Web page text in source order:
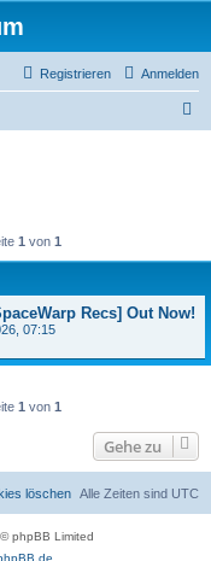
Anmelden
Registrieren
1 von 1
Recs] Out Now!
07:15
1 von 1
Gehe zu
Alle Zeiten sind UTC
löschen
phpBB Limited